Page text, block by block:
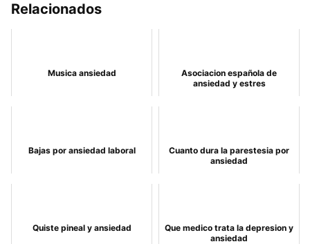
Relacionados
Musica ansiedad
Asociacion española de
ansiedad y estres
Bajas por ansiedad laboral
Cuanto dura la parestesia por
ansiedad
Quiste pineal y ansiedad
Que medico trata la depresion y
ansiedad